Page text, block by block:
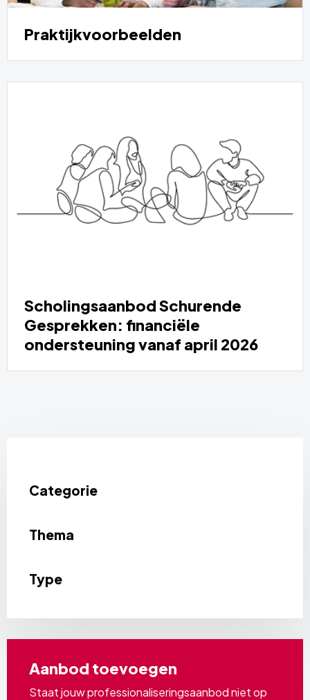
Praktijkvoorbeelden
Scholingsaanbod Schurende
Gesprekken: financiële
ondersteuning vanaf april 2026
Categorie
Thema
Type
Aanbod toevoegen
Staat jouw professionaliseringsaanbod niet op